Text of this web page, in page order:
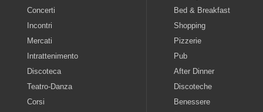
Concerti
Incontri
Mercati
Intrattenimento
Discoteca
Teatro-Danza
Corsi
Bed & Breakfast
Shopping
Pizzerie
Pub
After Dinner
Discoteche
Benessere